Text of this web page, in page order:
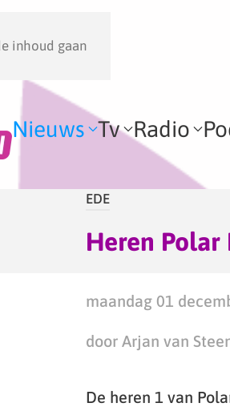
inhoud gaan
Nieuws Tv Radio
EDE
Heren Polar
maandag 01
door Arjan van
De heren 1 van